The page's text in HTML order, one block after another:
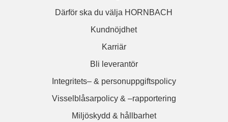
Därför ska du välja HORNBACH
Kundnöjdhet
Karriär
Bli leverantör
Integritets– & personuppgiftspolicy
Visselblåsarpolicy & –rapportering
Miljöskydd & hållbarhet